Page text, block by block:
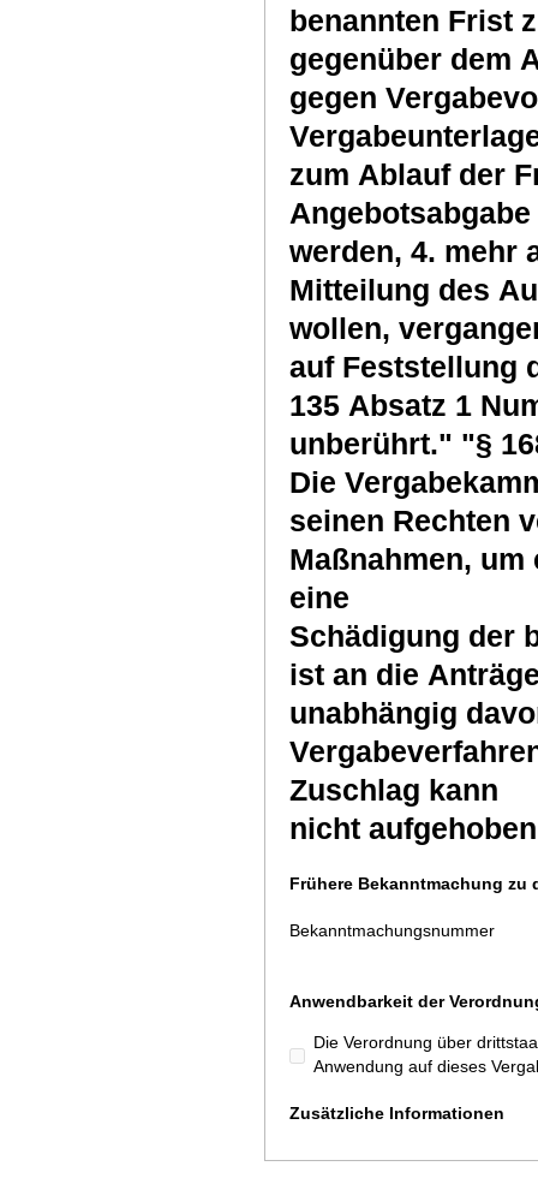
benannten Frist
gegenüber dem
gegen
zum Ablauf der
werden, 4. mehr
Mitteilung des
wollen,
auf Feststellung
135 Absatz 1
unberührt." "§
Die
seinen Rechten
Maßnahmen,
eine
Schädigung der
ist an die
unabhängig
Zuschlag kann
nicht
Frühere Bekanntmachung zu
Bekanntmachungsnummer
Anwendbarkeit der
Die Verordnung über
Anwendung auf dieses
Zusätzliche Informationen